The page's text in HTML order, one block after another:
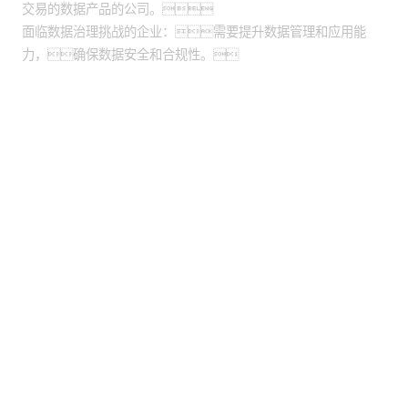
交易的数据产品的公司。
面临数据治理挑战的企业：需要提升数据管理和应用能
力，确保数据安全和合规性。